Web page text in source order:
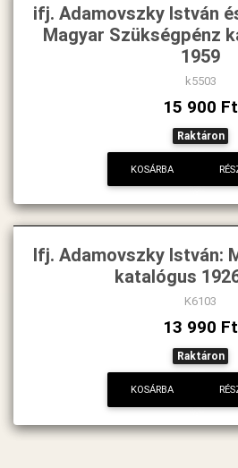
ifj. Adamovszky István
Magyar Szükségpénz
1959
k5503
15 900 Ft
Raktáron
KOSÁRBA
Ifj. Adamovszky István:
katalógus
K6103
13 990 Ft
Raktáron
KOSÁRBA